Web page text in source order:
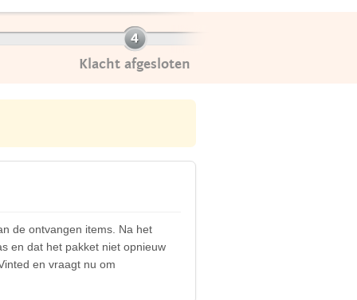
Klacht afgesloten
de ontvangen items. Na het
en dat het pakket niet opnieuw
en vraagt nu om